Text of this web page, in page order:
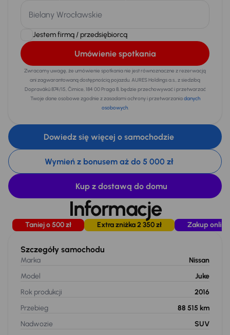
Jestem firmą / przedsiębiorcą
Umówienie spotkania
Zwracamy uwagę, że umówienie spotkania nie jest równoznaczne z rezerwacją
ani zagwarantowaną dostępnością pojazdu. AURES Holdings a.s., z siedzibą
Dopraváků 874/15, Čimice, 184 00 Praga 8, będzie przechowywać i przetwarzać
Twoje dane osobowe zgodnie z zasadami ochrony i przetwarzaniadanych
osobowych.
Dowiedz się więcej o samochodzie
Wymień z bonusem aż do 5 000 zł
Kup z dostawą do domu
Informacje
Taniej o 500 zł Extra zniżka 2 350 zł Zakup online
Szczegóły samochodu
Marka
Nissan
Model
Juke
Rok produkcji
2016
Przebieg
88 515 km
Nadwozie
SUV